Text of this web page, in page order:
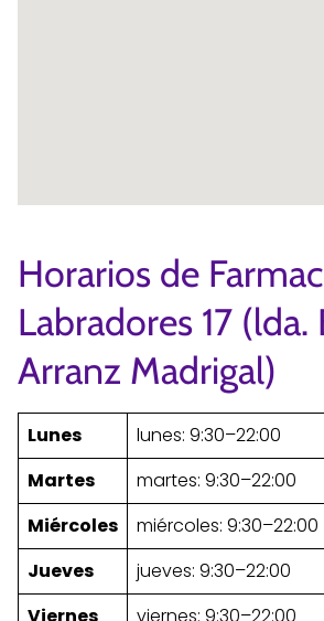
Horarios de
Labradores 17 (lda.
Arranz Madrigal)
Lunes
lunes: 9:30–22:00
Martes
martes: 9:30–22:00
Miércoles
miércoles: 9:30–22:00
Jueves
jueves: 9:30–22:00